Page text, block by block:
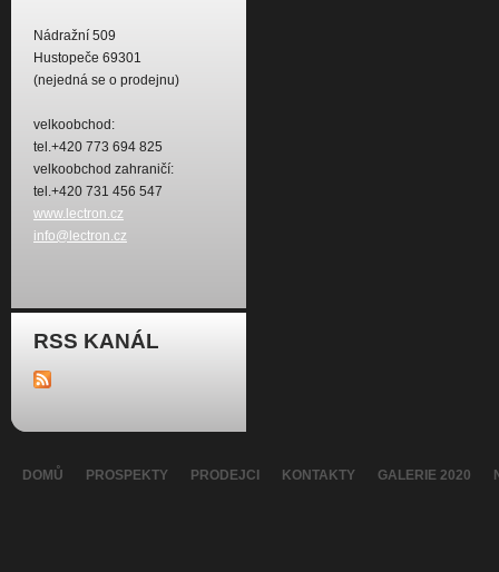
Nádražní 509
Hustopeče 69301
(nejedná se o prodejnu)
velkoobchod:
tel.+420 773 694 825
velkoobchod zahraničí:
tel.+420 731 456 547
www.lectron.cz
info@lectron.cz
RSS KANÁL
DOMŮ PROSPEKTY PRODEJCI KONTAKTY GALERIE 2020